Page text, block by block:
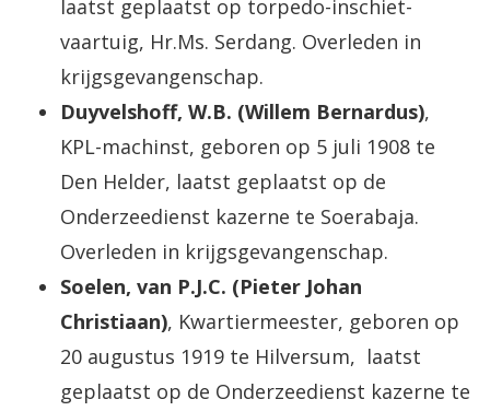
laatst geplaatst op torpedo-inschiet-
vaartuig, Hr.Ms. Serdang. Overleden in
krijgsgevangenschap.
Duyvelshoff, W.B. (Willem Bernardus),
KPL-machinst, geboren op 5 juli 1908 te
Den Helder, laatst geplaatst op de
Onderzeedienst kazerne te Soerabaja.
Overleden in krijgsgevangenschap.
Soelen, van P.J.C. (Pieter Johan
Christiaan), Kwartiermeester, geboren op
20 augustus 1919 te Hilversum, laatst
geplaatst op de Onderzeedienst kazerne te